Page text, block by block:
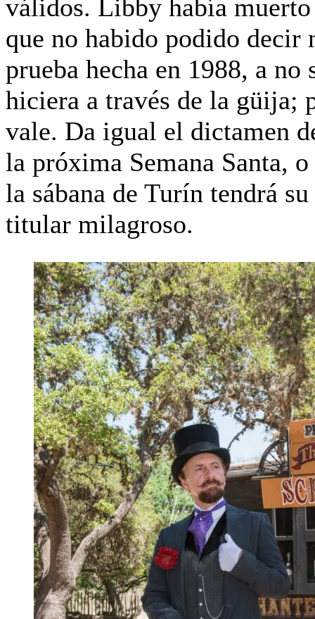
válidos. Libby había
que no habido podido decir
prueba hecha en 1988, a no
hiciera a través de la güija;
vale. Da igual el dictamen
la próxima Semana Santa,
la sábana de Turín tendrá
titular milagroso.